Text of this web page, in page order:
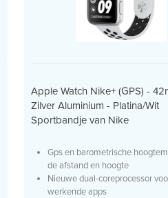
Apple Watch Nike+ (GPS) -
Zilver Aluminium - Platina/Wit
Sportbandje van Nike
Gps en barometrische
de afstand en hoogte
Nieuwe dual-coreprocessor
werkende apps